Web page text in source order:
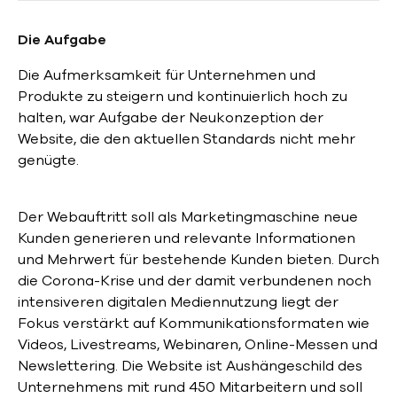
Die Aufgabe
Die Aufmerksamkeit für Unternehmen und
Produkte zu steigern und kontinuierlich hoch zu
halten, war Aufgabe der Neukonzeption der
Website, die den aktuellen Standards nicht mehr
genügte.
Der Webauftritt soll als Marketingmaschine neue
Kunden generieren und relevante Informationen
und Mehrwert für bestehende Kunden bieten. Durch
die Corona-Krise und der damit verbundenen noch
intensiveren digitalen Mediennutzung liegt der
Fokus verstärkt auf Kommunikationsformaten wie
Videos, Livestreams, Webinaren, Online-Messen und
Newslettering. Die Website ist Aushängeschild des
Unternehmens mit rund 450 Mitarbeitern und soll